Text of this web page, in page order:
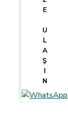
E
U
L
A
Ş
I
N